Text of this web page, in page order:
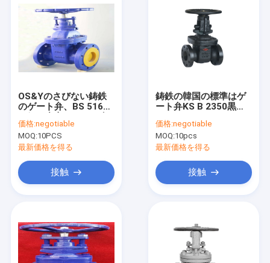
製品
企業情報
OS&Yのさびない鋳鉄
のゲート弁、BS 5163
価格:negotiable
MOQ:10PCS
最新価格を得る
接触
鋳鉄の韓国の標準はゲ
ート弁KS B 2350黒い
を付けたようになった
価格:negotiable
MOQ:10pcs
最新価格を得る
接触